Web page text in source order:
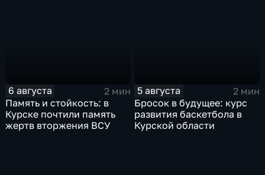
6 августа
2 мин
Память и стойкость: в
Курске почтили память
жертв вторжения ВСУ
5 августа
2 мин
Бросок в будущее: курс
развития баскетбола в
Курской области